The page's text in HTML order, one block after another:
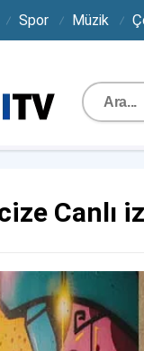
Spor Müzik
Canlı